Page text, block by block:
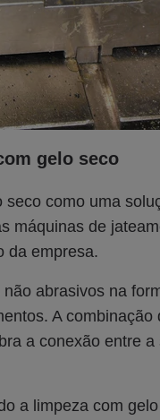
gelo seco
como uma
máquinas de
da empresa.
abrasivos na
A
a conexão entre
a limpeza com